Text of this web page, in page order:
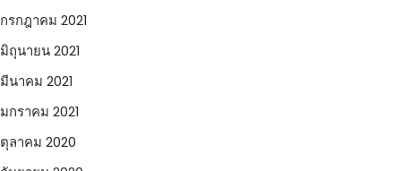
กรกฎาคม 2021
มิถุนายน 2021
มีนาคม 2021
มกราคม 2021
ตุลาคม 2020